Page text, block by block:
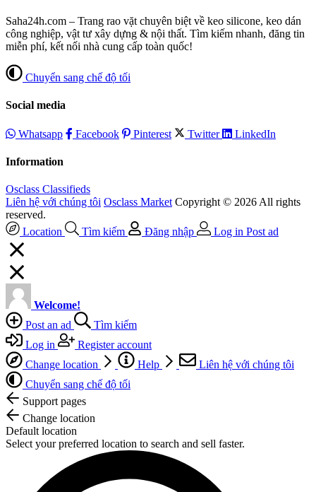
Saha24h.com – Trang rao vặt chuyên biệt về keo silicone, keo dán
công nghiệp, vật tư xây dựng & nội thất. Tìm kiếm nhanh, đăng tin
miễn phí, kết nối nhà cung cấp toàn quốc!
Chuyển sang chế độ tối
Social media
Whatsapp Facebook Pinterest Twitter LinkedIn
Information
Osclass Classifieds
Liên hệ với chúng tôi Osclass Market Copyright © 2026 All rights
reserved.
Location
Tìm kiếm Đăng nhập Log in Post ad
Welcome!
Post an ad
Tìm kiếm
Log in
Register account
Change location
Help
Liên hệ với chúng tôi
Chuyển sang chế độ tối
Support pages
Change location
Default location
Select your preferred location to search and sell faster.